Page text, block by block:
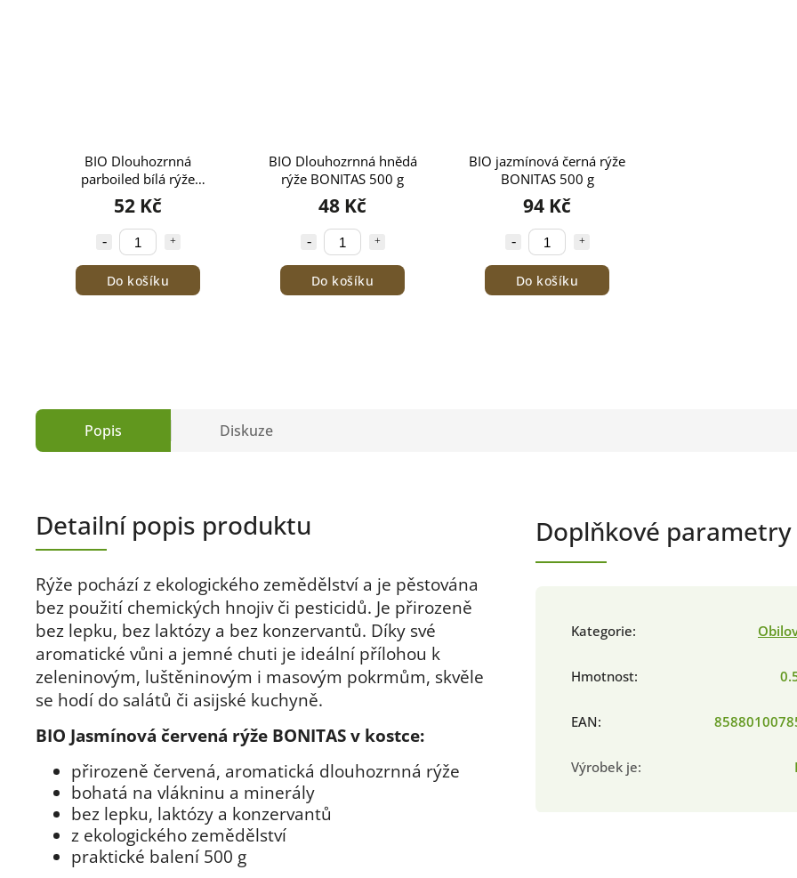
BIO Dlouhozrnná
parboiled bílá rýže
BONITAS 500 g
52 Kč
Do košíku
BIO Dlouhozrnná hnědá
rýže BONITAS 500 g
48 Kč
Do košíku
BIO jazmínová černá rýže
BONITAS 500 g
94 Kč
Do košíku
Popis Diskuze
Detailní popis produktu
Rýže pochází z ekologického zemědělství a je pěstována
bez použití chemických hnojiv či pesticidů. Je přirozeně
bez lepku, bez laktózy a bez konzervantů. Díky své
aromatické vůni a jemné chuti je ideální přílohou k
zeleninovým, luštěninovým i masovým pokrmům, skvěle
se hodí do salátů či asijské kuchyně.
BIO Jasmínová červená rýže BONITAS v kostce:
přirozeně červená, aromatická dlouhozrnná rýže
bohatá na vlákninu a minerály
bez lepku, laktózy a konzervantů
z ekologického zemědělství
praktické balení 500 g
Doplňkové parametry
Kategorie:
Hmotnost:
EAN:
Výrobek je: